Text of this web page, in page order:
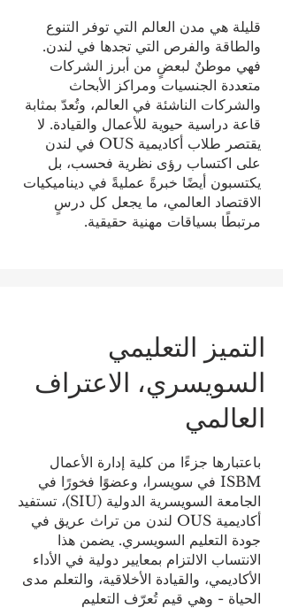
قليلة هي مدن العالم التي توفر التنوع
والطاقة والفرص التي تجدها في لندن.
فهي موطنٌ لبعضٍ من أبرز الشركات
متعددة الجنسيات ومراكز الأبحاث
والشركات الناشئة في العالم، وتُعدّ بمثابة
قاعة دراسية حيوية للأعمال والقيادة. لا
يقتصر طلاب أكاديمية OUS في لندن
على اكتساب رؤى نظرية فحسب، بل
يكتسبون أيضًا خبرةً عمليةً في ديناميكيات
الاقتصاد العالمي، ما يجعل كل درسٍ
مرتبطًا بسياقات مهنية حقيقية.
التميز التعليمي
السويسري، الاعتراف
العالمي
باعتبارها جزءًا من كلية إدارة الأعمال
ISBM في سويسرا، وعضوًا فخورًا في
الجامعة السويسرية الدولية (SIU)، تستفيد
أكاديمية OUS لندن من تراث عريق في
جودة التعليم السويسري. يضمن هذا
الانتساب الالتزام بمعايير دولية في الأداء
الأكاديمي، والقيادة الأخلاقية، والتعلم مدى
الحياة - وهي قيم تُعرّف التعليم